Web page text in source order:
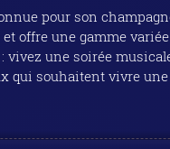
pour son
offre une gamme
souhaitent vivre une